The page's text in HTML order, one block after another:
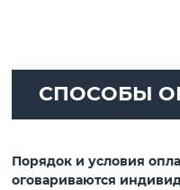
СПОСОБЫ
Порядок и условия
оговариваются